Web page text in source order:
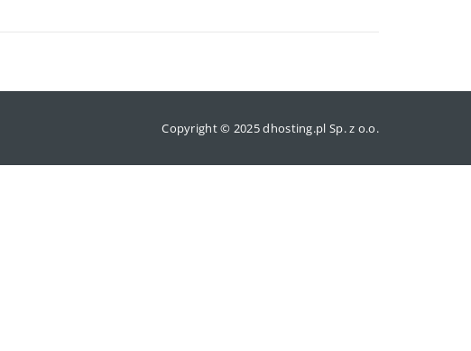
Copyright © 2025 dhosting.pl Sp. z o.o.